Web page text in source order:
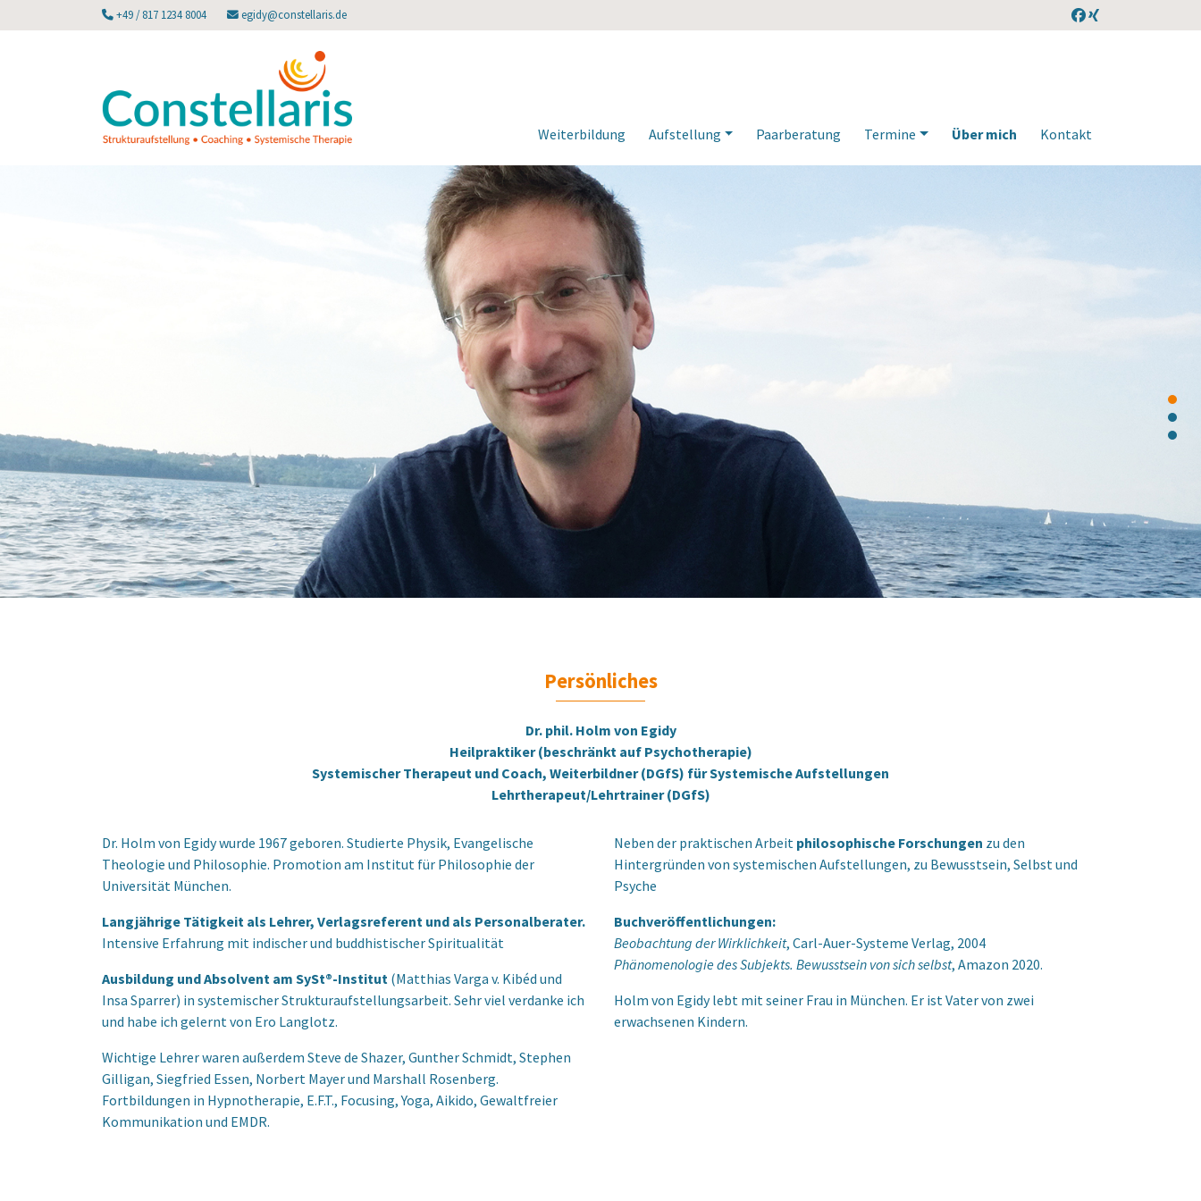
+49 / 817 1234 8004 egidy@constellaris.de
Weiterbildung Aufstellung Paarberatung Termine Über mich Kontakt
Persönliches
Dr. phil. Holm von Egidy
Heilpraktiker (beschränkt auf Psychotherapie)
Systemischer Therapeut und Coach, Weiterbildner (DGfS) für Systemische Aufstellungen
Lehrtherapeut/Lehrtrainer (DGfS)
Dr. Holm von Egidy wurde 1967 geboren. Studierte Physik, Evangelische
Theologie und Philosophie. Promotion am Institut für Philosophie der
Universität München.
Langjährige Tätigkeit als Lehrer, Verlagsreferent und als Personalberater.
Intensive Erfahrung mit indischer und buddhistischer Spiritualität
Ausbildung und Absolvent am SySt®-Institut (Matthias Varga v. Kibéd und
Insa Sparrer) in systemischer Strukturaufstellungsarbeit. Sehr viel verdanke ich
und habe ich gelernt von Ero Langlotz.
Wichtige Lehrer waren außerdem Steve de Shazer, Gunther Schmidt, Stephen
Gilligan, Siegfried Essen, Norbert Mayer und Marshall Rosenberg.
Fortbildungen in Hypnotherapie, E.F.T., Focusing, Yoga, Aikido, Gewaltfreier
Kommunikation und EMDR.
Neben der praktischen Arbeit philosophische Forschungen zu den
Hintergründen von systemischen Aufstellungen, zu Bewusstsein, Selbst und
Psyche
Buchveröffentlichungen:
Beobachtung der Wirklichkeit, Carl-Auer-Systeme Verlag, 2004
Phänomenologie des Subjekts. Bewusstsein von sich selbst, Amazon 2020.
Holm von Egidy lebt mit seiner Frau in München. Er ist Vater von zwei
erwachsenen Kindern.